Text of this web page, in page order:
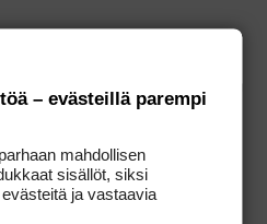
– evästeillä parempi
mahdollisen
sisällöt, siksi
ja vastaavia